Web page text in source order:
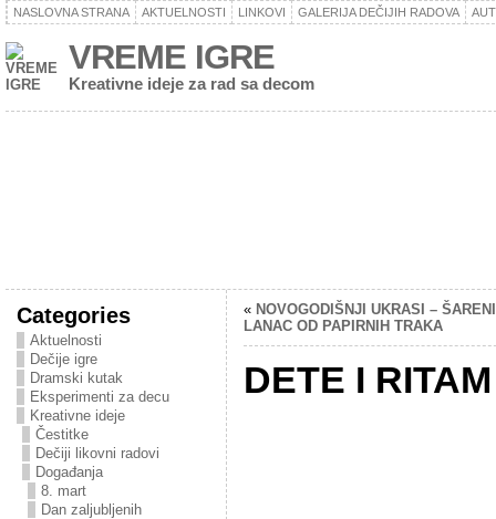
NASLOVNA STRANA AKTUELNOSTI LINKOVI GALERIJA DEČIJIH RADOVA
VREME IGRE
Kreativne ideje za rad sa decom
Categories
Aktuelnosti
Dečije igre
Dramski kutak
Eksperimenti za decu
Kreativne ideje
Čestitke
Dečiji likovni radovi
Događanja
8. mart
Dan zaljubljenih
« NOVOGODIŠNJI UKRASI – ŠARENI
LANAC OD PAPIRNIH TRAKA
DETE I RITAM